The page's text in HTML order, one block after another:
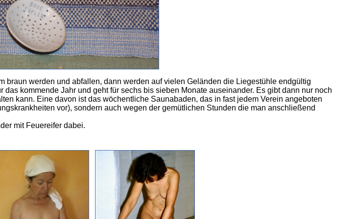
werden und abfallen, dann werden auf vielen Geländen die Liegestühle endgültig
kommende Jahr und geht für sechs bis sieben Monate auseinander. Es gibt dann nur noch
kann. Eine davon ist das wöchentliche Saunabaden, das in fast jedem Verein angeboten
vor), sondern auch wegen der gemütlichen Stunden die man anschließend
mit Feuereifer dabei.